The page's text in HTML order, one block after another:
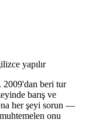
yapılır
2009'dan beri tur
barış ve
her şeyi sorun —
onu